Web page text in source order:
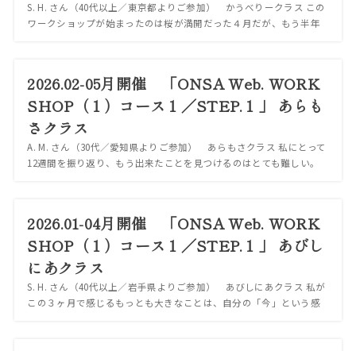
S. H. さん（40代以上／東京都よりご参加） かうべりークラス この
ワークショップが始まったのは桜が満開だった４月だが、もう半年
2026.02-05月開催 「ONSA Web. WORK
SHOP（１）コース１／STEP.１」 あらも
さクラス
A. M. さん（30代／愛知県よりご参加） あらもさクラス 私にとって
12週間を振り返り、もう出来たことを見つけるのはとても難しい。
2026.01-04月開催 「ONSA Web. WORK
SHOP（１）コース１／STEP.１」 あびし
にあクラス
S. H. さん（40代以上／岩手県よりご参加） あびしにあクラス 私が
この３ヶ月で感じるもっとも大きなことは、自分の「今」という感